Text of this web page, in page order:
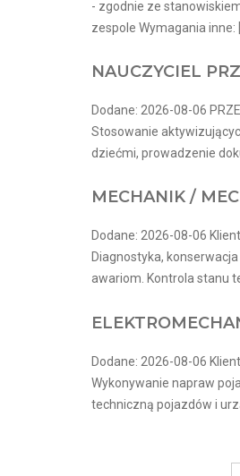
- zgodnie ze
zespole Wymagania
NAUCZYCIEL
Dodane: 2026-08-06
Stosowanie
dziećmi, prowadzenie
MECHANIK /
Dodane: 2026-08-06
Diagnostyka,
awariom. Kontrola stanu
Dodane: 2026-08-06
Wykonywanie napraw
techniczną pojazdów i